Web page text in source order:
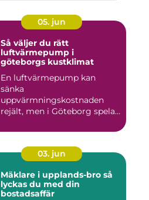
05. jun
Så väljer du rätt
luftvärmepump i
göteborgs kustklimat
En luftvärmepump kan
sänka
uppvärmningskostnaden
rejält, men i Göteborg spelar
03. jun
Mäklare i upplands-bro så
lyckas du med din
bostadsaffär